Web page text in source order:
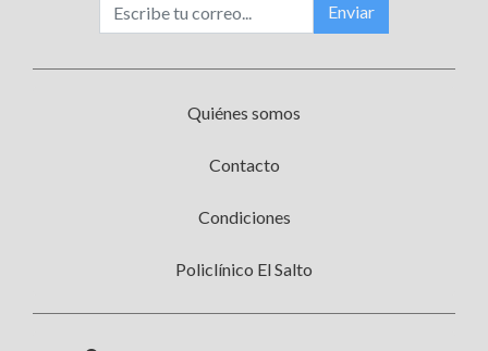
Enviar
Quiénes somos
Contacto
Condiciones
Policlínico El Salto